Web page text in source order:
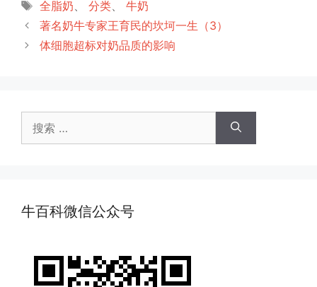
标
签
全脂奶 分类、 牛奶
著名奶牛专家王育民的坎坷一生（3）
体细胞超标对奶品质的影响
索：
牛百科微信公众号